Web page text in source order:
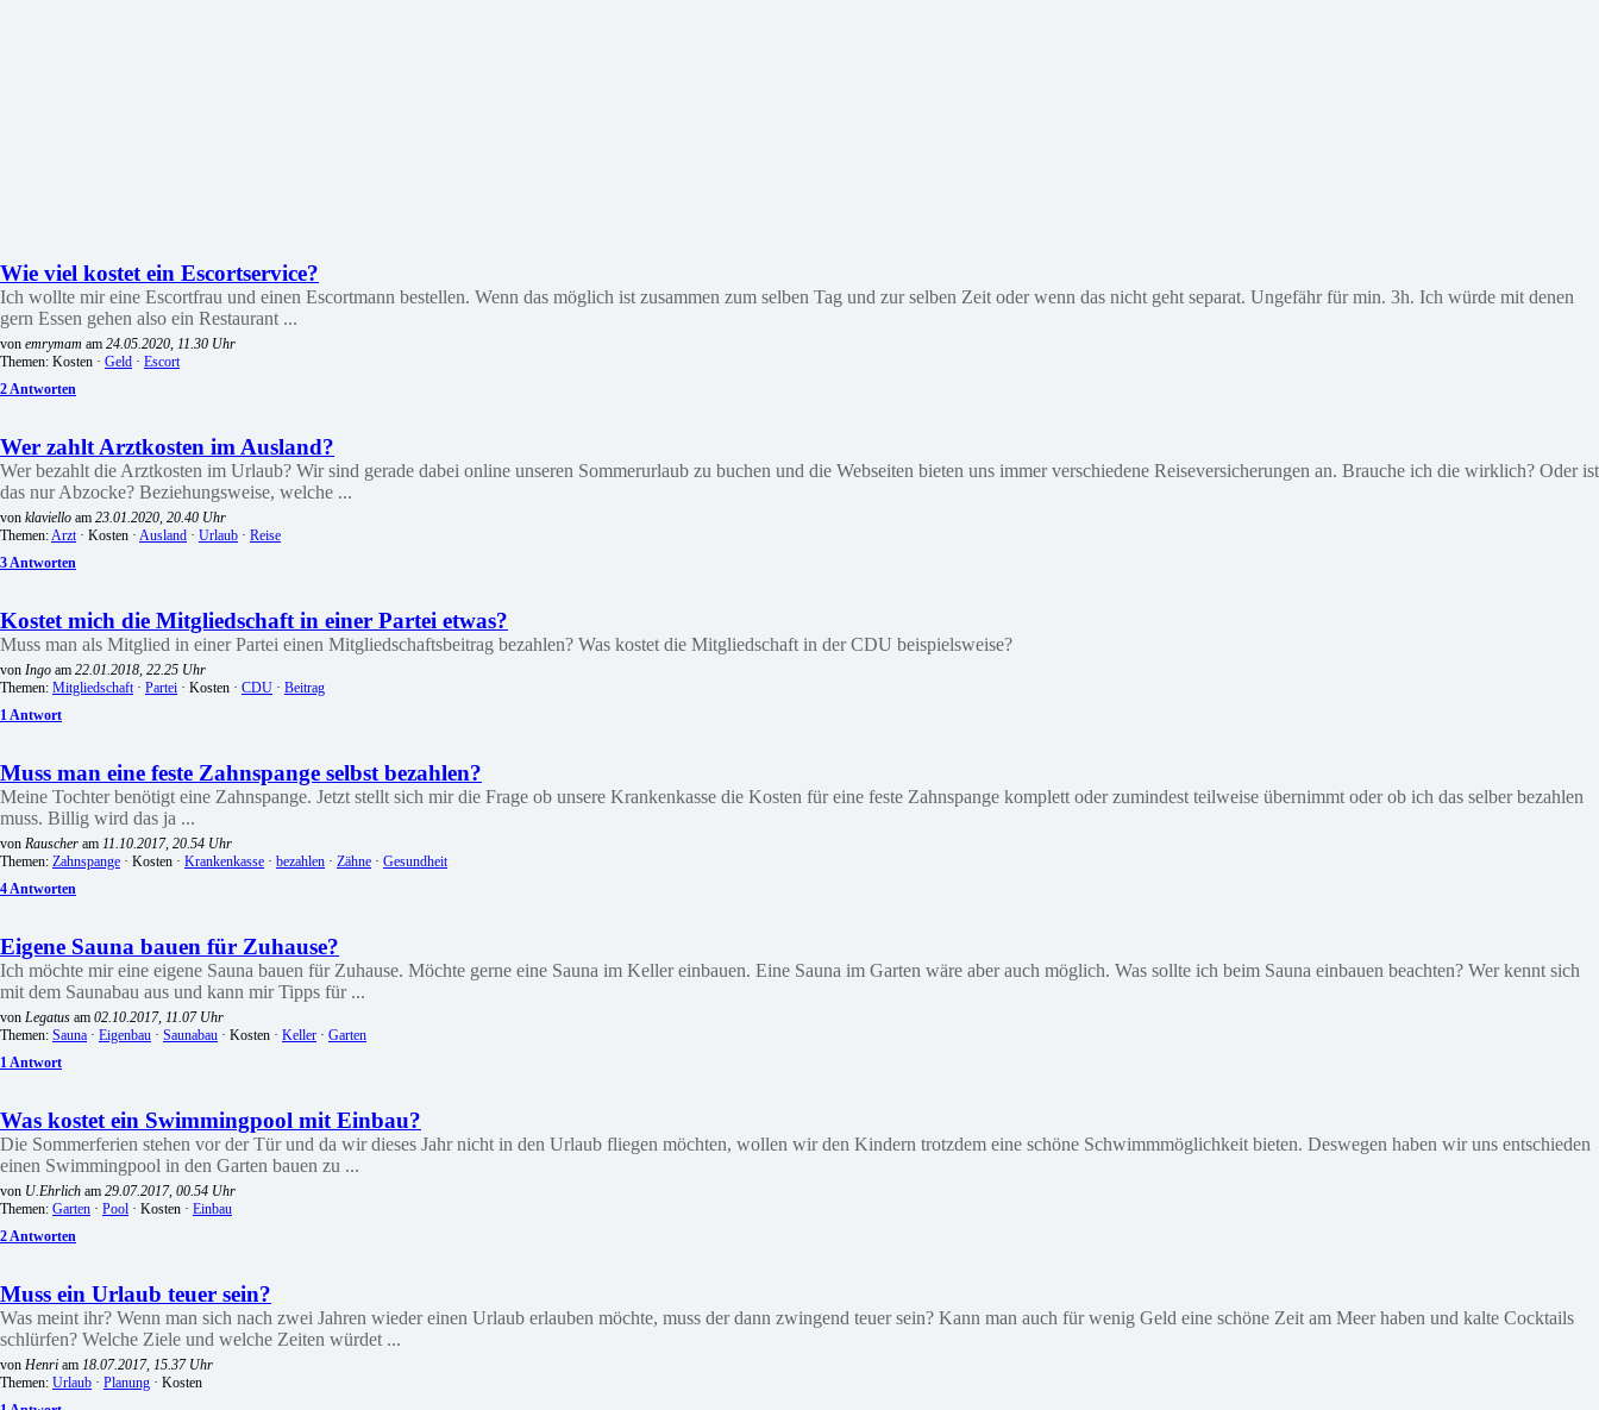
Wie viel kostet ein Escortservice?
Ich wollte mir eine Escortfrau und einen Escortmann bestellen. Wenn das möglich ist zusammen zum selben Tag und zur selben Zeit oder wenn das nicht geht separat. Ungefähr für min. 3h. Ich würde mit denen
gern Essen gehen also ein Restaurant ...
von emrymam am 24.05.2020, 11.30 Uhr
Themen: Kosten · Geld · Escort
2 Antworten
Wer zahlt Arztkosten im Ausland?
Wer bezahlt die Arztkosten im Urlaub? Wir sind gerade dabei online unseren Sommerurlaub zu buchen und die Webseiten bieten uns immer verschiedene Reiseversicherungen an. Brauche ich die wirklich? Oder ist
das nur Abzocke? Beziehungsweise, welche ...
von klaviello am 23.01.2020, 20.40 Uhr
Themen:Arzt· Kosten · Ausland · Urlaub · Reise
3 Antworten
Kostet mich die Mitgliedschaft in einer Partei etwas?
Muss man als Mitglied in einer Partei einen Mitgliedschaftsbeitrag bezahlen? Was kostet die Mitgliedschaft in der CDU beispielsweise?
von Ingo am 22.01.2018, 22.25 Uhr
Themen: Mitgliedschaft· Partei · Kosten · CDU · Beitrag
1 Antwort
Muss man eine feste Zahnspange selbst bezahlen?
Meine Tochter benötigt eine Zahnspange. Jetzt stellt sich mir die Frage ob unsere Krankenkasse die Kosten für eine feste Zahnspange komplett oder zumindest teilweise übernimmt oder ob ich das selber bezahlen
muss. Billig wird das ja ...
von Rauscher am 11.10.2017, 20.54 Uhr
Themen: Zahnspange · Kosten · Krankenkasse · bezahlen · Zähne · Gesundheit
4 Antworten
Eigene Sauna bauen für Zuhause?
Ich möchte mir eine eigene Sauna bauen für Zuhause. Möchte gerne eine Sauna im Keller einbauen. Eine Sauna im Garten wäre aber auch möglich. Was sollte ich beim Sauna einbauen beachten? Wer kennt sich
mit dem Saunabau aus und kann mir Tipps für ...
von Legatus am 02.10.2017, 11.07 Uhr
Themen: Sauna · Eigenbau · Saunabau · Kosten · Keller · Garten
1 Antwort
Was kostet ein Swimmingpool mit Einbau?
Die Sommerferien stehen vor der Tür und da wir dieses Jahr nicht in den Urlaub fliegen möchten, wollen wir den Kindern trotzdem eine schöne Schwimmmöglichkeit bieten. Deswegen haben wir uns entschieden
einen Swimmingpool in den Garten bauen zu ...
von U.Ehrlich am 29.07.2017, 00.54 Uhr
Themen: Garten · Pool · Kosten · Einbau
2 Antworten
Muss ein Urlaub teuer sein?
Was meint ihr? Wenn man sich nach zwei Jahren wieder einen Urlaub erlauben möchte, muss der dann zwingend teuer sein? Kann man auch für wenig Geld eine schöne Zeit am Meer haben und kalte Cocktails
schlürfen? Welche Ziele und welche Zeiten würdet ...
von Henri am 18.07.2017, 15.37 Uhr
Themen: Urlaub · Planung · Kosten